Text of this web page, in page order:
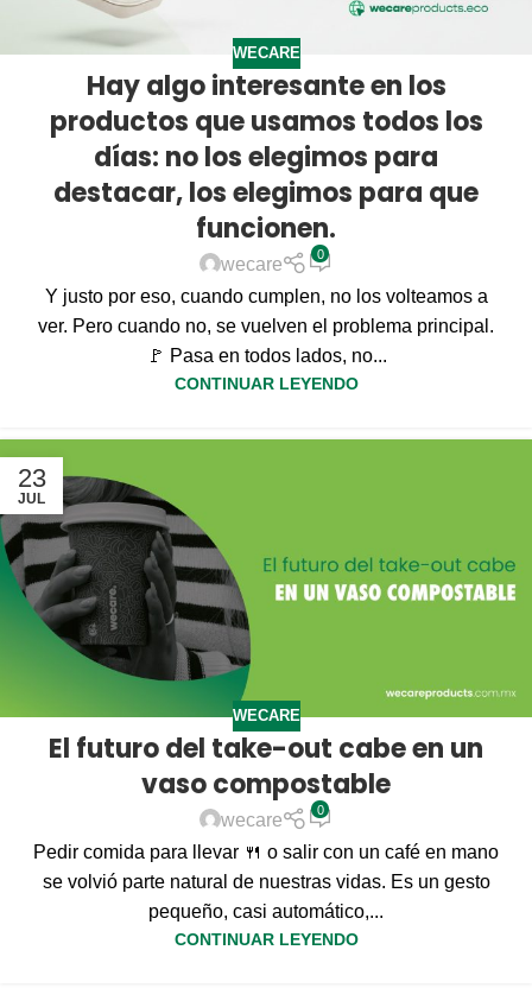
WECARE
Hay algo interesante en los
productos que usamos todos los
días: no los elegimos para
destacar, los elegimos para que
funcionen.
wecare
0
Y justo por eso, cuando cumplen, no los volteamos a
ver. Pero cuando no, se vuelven el problema principal.
🚩 Pasa en todos lados, no...
CONTINUAR LEYENDO
23
JUL
WECARE
El futuro del take-out cabe en un
vaso compostable
wecare
0
Pedir comida para llevar 🍴 o salir con un café en mano
se volvió parte natural de nuestras vidas. Es un gesto
pequeño, casi automático,...
CONTINUAR LEYENDO